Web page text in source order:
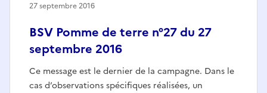
BSV Pomme de terre n°27 du 27
septembre 2016
Ce message est le dernier de la campagne. Dans le
cas d’observations spécifiques réalisées, un
27 septembre 2016